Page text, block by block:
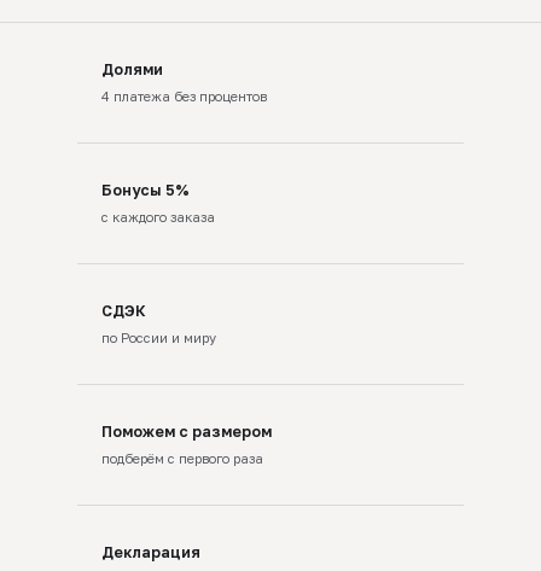
Долями
4 платежа без процентов
Бонусы 5%
с каждого заказа
СДЭК
по России и миру
Поможем с размером
подберём с первого раза
Декларация